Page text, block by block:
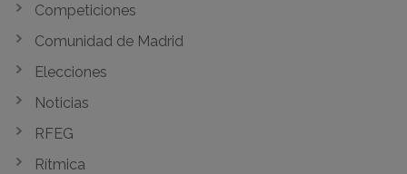
Competiciones
Comunidad de Madrid
Elecciones
Noticias
RFEG
Rítmica